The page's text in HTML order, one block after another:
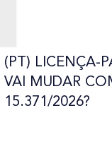
(PT) LICENÇA-
VAI MUDAR
15.371/2026?